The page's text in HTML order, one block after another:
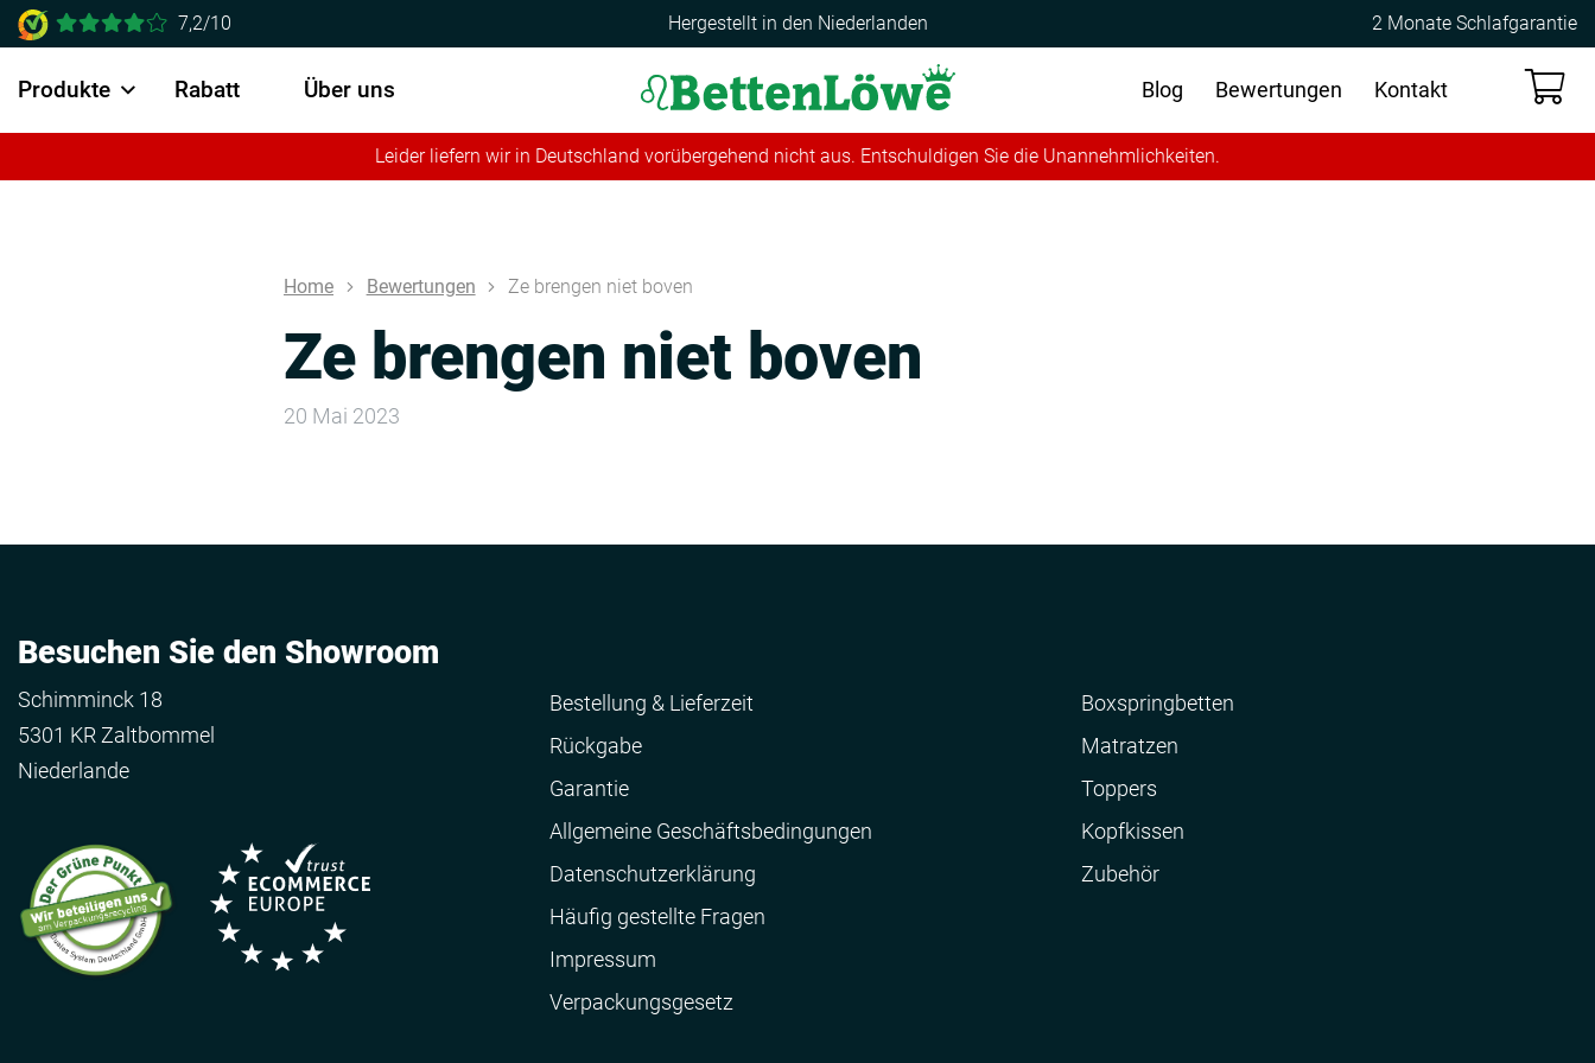
7,2/10 Hergestellt in den Niederlanden 2 Monate Schlafgarantie
Produkte Rabatt Über uns Kontakt
Bewertungen
Blog
Leider liefern wir in Deutschland vorübergehend nicht aus. Entschuldigen Sie die Unannehmlichkeiten.
Home Bewertungen Ze brengen niet boven
Ze brengen niet boven
20 Mai 2023
Besuchen Sie den Showroom
Schimminck 18
5301 KR Zaltbommel
Niederlande
Bestellung & Lieferzeit
Rückgabe
Garantie
Allgemeine Geschäftsbedingungen
Datenschutzerklärung
Häufig gestellte Fragen
Impressum
Verpackungsgesetz
Boxspringbetten
Matratzen
Toppers
Kopfkissen
Zubehör